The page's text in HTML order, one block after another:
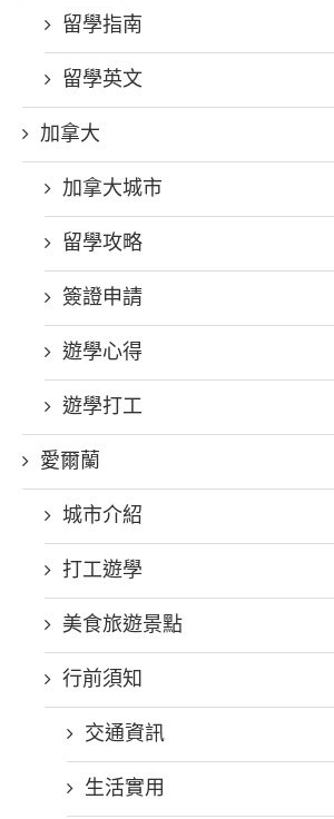
留學指南
留學英文
加拿大
加拿大城市
留學攻略
簽證申請
遊學心得
遊學打工
愛爾蘭
城市介紹
打工遊學
美食旅遊景點
行前須知
交通資訊
生活實用